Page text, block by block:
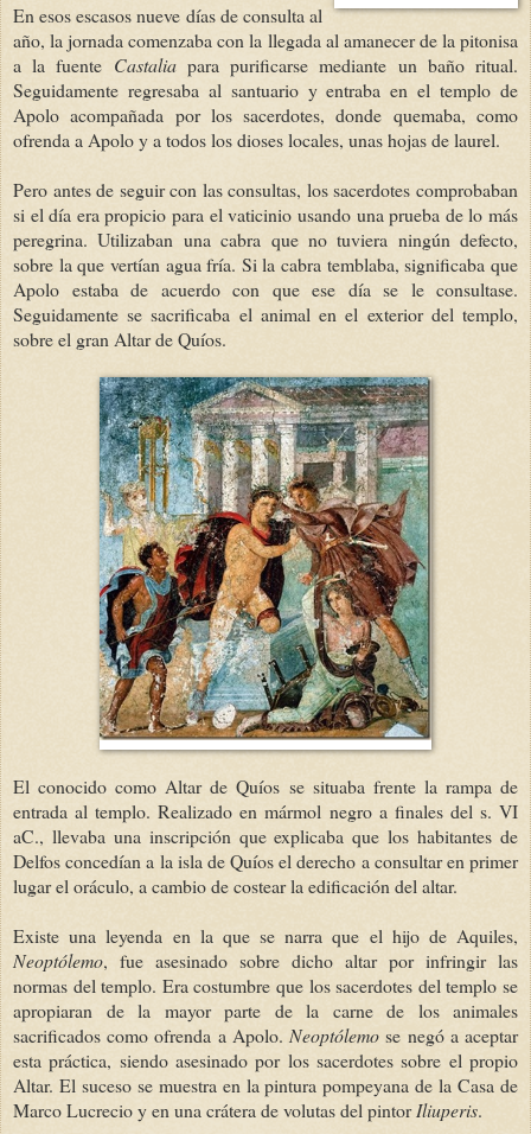
En esos escasos nueve días de consulta al
año, la jornada comenzaba con la llegada al amanecer de la pitonisa
a la fuente Castaliapara purificarse mediante un baño ritual.
Seguidamente regresaba al santuario y entraba en el templo de
Apolo acompañada por los sacerdotes, donde quemaba, como
ofrenda a Apolo y a todos los dioses locales, unas hojas de laurel.
Pero antes de seguir con las consultas, los sacerdotes comprobaban
si el día era propicio para el vaticinio usando una prueba de lo más
peregrina. Utilizaban una cabra que no tuviera ningún defecto,
sobre la que vertían agua fría. Si la cabra temblaba, significaba que
Apolo estaba de acuerdo con que ese día se le consultase.
Seguidamente se sacrificaba el animal en el exterior del templo,
sobre el gran Altar de Quíos.
El conocido como Altar de Quíos se situaba frente la rampa de
entrada al templo. Realizado en mármol negro a finales del s. VI
aC., llevaba una inscripción que explicaba que los habitantes de
Delfos concedían a la isla de Quíos el derecho a consultar en primer
lugar el oráculo, a cambio de costear la edificación del altar.
Existe una leyenda en la que se narra que el hijo de Aquiles,
Neoptólemo, fue asesinado sobre dicho altar por infringir las
normas del templo. Era costumbre que los sacerdotes del templo se
apropiaran de la mayor parte de la carne de los animales
sacrificados como ofrenda a Apolo. Neoptólemose negó a aceptar
esta práctica, siendo asesinado por los sacerdotes sobre el propio
Altar. El suceso se muestra en la pintura pompeyana de la Casa de
Marco Lucrecio y en una crátera de volutas del pintorIliuperis.